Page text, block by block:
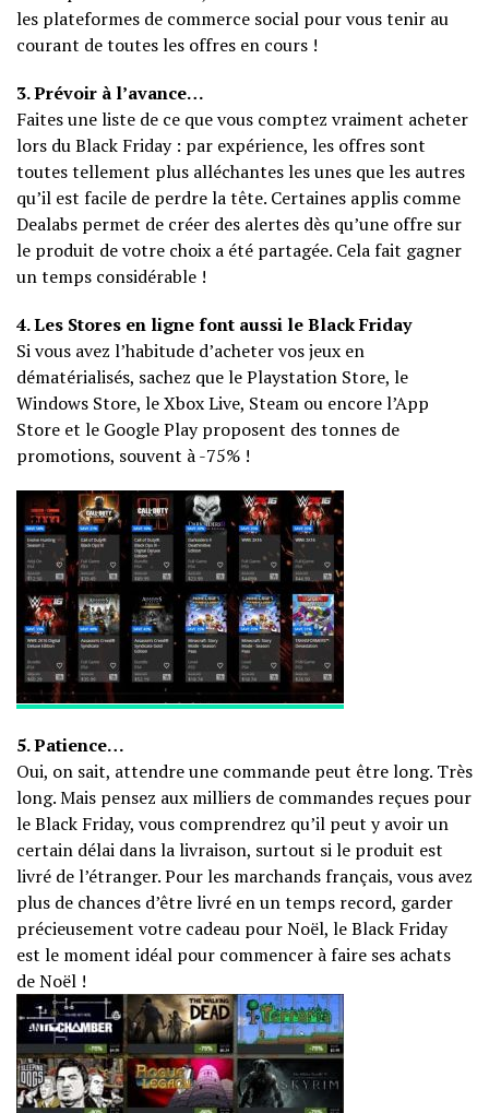
les plateformes de commerce social pour vous tenir au
courant de toutes les offres en cours !
3. Prévoir à l’avance…
Faites une liste de ce que vous comptez vraiment acheter
lors du Black Friday : par expérience, les offres sont
toutes tellement plus alléchantes les unes que les autres
qu’il est facile de perdre la tête. Certaines applis comme
Dealabs permet de créer des alertes dès qu’une offre sur
le produit de votre choix a été partagée. Cela fait gagner
un temps considérable !
4. Les Stores en ligne font aussi le Black Friday
Si vous avez l’habitude d’acheter vos jeux en
dématérialisés, sachez que le Playstation Store, le
Windows Store, le Xbox Live, Steam ou encore l’App
Store et le Google Play proposent des tonnes de
promotions, souvent à -75% !
5. Patience…
Oui, on sait, attendre une commande peut être long. Très
long. Mais pensez aux milliers de commandes reçues pour
le Black Friday, vous comprendrez qu’il peut y avoir un
certain délai dans la livraison, surtout si le produit est
livré de l’étranger. Pour les marchands français, vous avez
plus de chances d’être livré en un temps record, garder
précieusement votre cadeau pour Noël, le Black Friday
est le moment idéal pour commencer à faire ses achats
de Noël !